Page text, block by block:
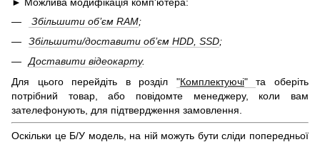
Збільшити об’єм RAM;
Збільшити/доставити об’єм HDD, SSD;
Доставити відеокарту.
Для цього перейдіть в розділ "Комплектуючі"та оберіть
потрібний товар, або повідомте менеджеру, коли вам
зателефонують, для підтвердження замовлення.
Оскільки це Б/У модель, на ній можуть бути сліди попередньої